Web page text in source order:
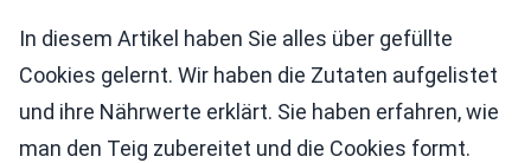
In diesem Artikel haben Sie alles über gefüllte
Cookies gelernt. Wir haben die Zutaten aufgelistet
und ihre Nährwerte erklärt. Sie haben erfahren, wie
man den Teig zubereitet und die Cookies formt.